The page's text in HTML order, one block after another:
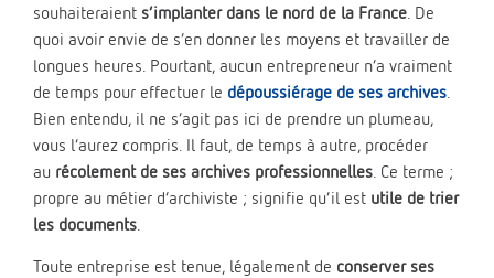
souhaiteraient s’implanter dans le nord de la France . De
quoi avoir envie de s’en donner les moyens et travailler de
longues heures. Pourtant, aucun entrepreneur n’a vraiment
de temps pour effectuer le dépoussiérage de ses archives
Bien entendu, il ne s’agit pas ici de prendre un plumeau,
vous l’aurez compris. Il faut, de temps à autre, procéder
au récolement de ses archives professionnelles . Ce terme ;
propre au métier d’archiviste ; signifie qu’il est utile de trier
les documents
Toute entreprise est tenue, légalement de conserver ses